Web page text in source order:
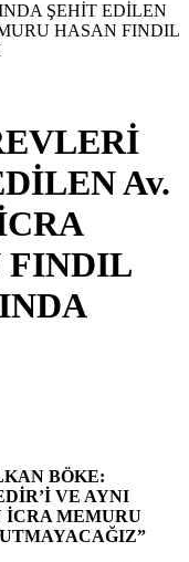
ŞEHİT EDİLEN
HASAN FINDIL
Av.
FINDIL
BÖKE:
VE AYNI
MEMURU